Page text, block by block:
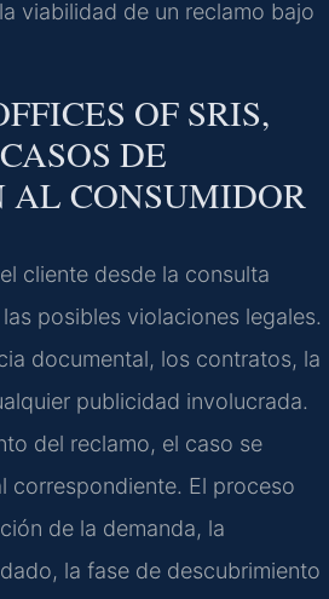
viabilidad de un reclamo bajo
OF SRIS,
DE
AL CONSUMIDOR
cliente desde la consulta
posibles violaciones legales.
documental, los contratos, la
publicidad involucrada.
del reclamo, el caso se
correspondiente. El proceso
de la demanda, la
la fase de descubrimiento